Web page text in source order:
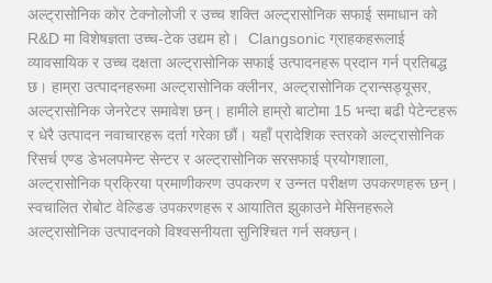
अल्ट्रासोनिक कोर टेक्नोलोजी र उच्च शक्ति अल्ट्रासोनिक सफाई समाधान को
R&D मा विशेषज्ञता उच्च-टेक उद्यम हो। Clangsonic ग्राहकहरूलाई
व्यावसायिक र उच्च दक्षता अल्ट्रासोनिक सफाई उत्पादनहरू प्रदान गर्न प्रतिबद्ध
छ। हाम्रा उत्पादनहरूमा अल्ट्रासोनिक क्लीनर, अल्ट्रासोनिक ट्रान्सड्यूसर,
अल्ट्रासोनिक जेनरेटर समावेश छन्। हामीले हाम्रो बाटोमा 15 भन्दा बढी पेटेन्टहरू
र धेरै उत्पादन नवाचारहरू दर्ता गरेका छौं। यहाँ प्रादेशिक स्तरको अल्ट्रासोनिक
रिसर्च एण्ड डेभलपमेन्ट सेन्टर र अल्ट्रासोनिक सरसफाई प्रयोगशाला,
अल्ट्रासोनिक प्रक्रिया प्रमाणीकरण उपकरण र उन्नत परीक्षण उपकरणहरू छन्।
स्वचालित रोबोट वेल्डिङ उपकरणहरू र आयातित झुकाउने मेसिनहरूले
अल्ट्रासोनिक उत्पादनको विश्वसनीयता सुनिश्चित गर्न सक्छन्।